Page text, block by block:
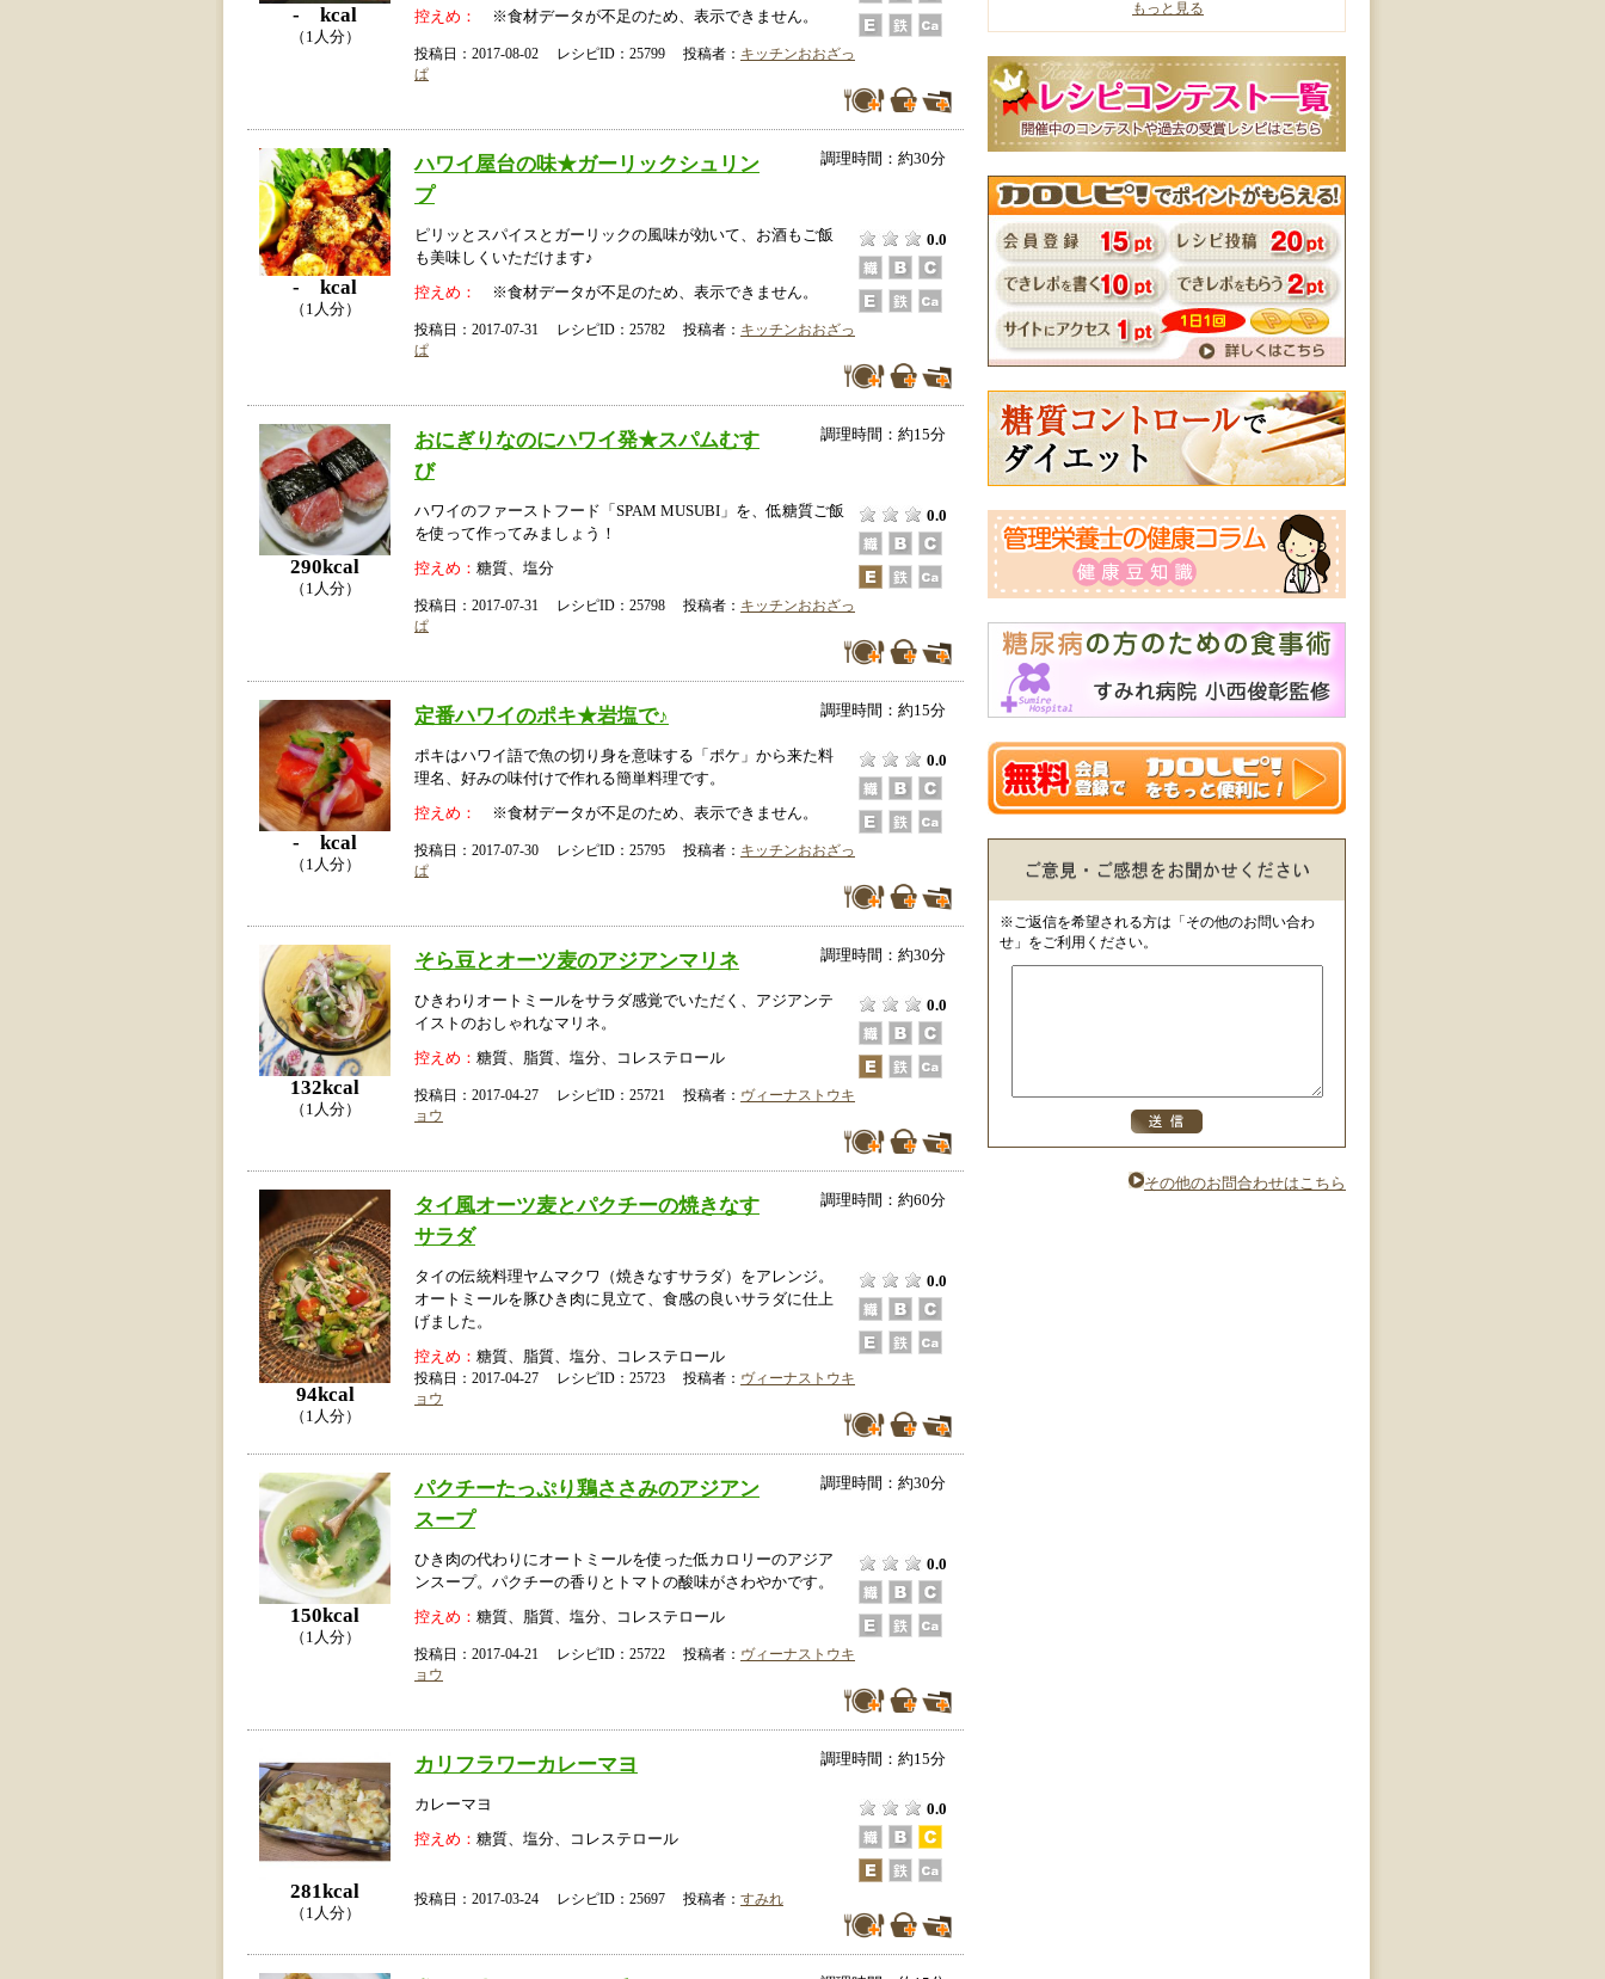
- kcal
（1人分）
控えめ： ※食材データが不足のため、表示できません。
投稿日：2017-08-02 レシピID：25799 投稿者： キッチンおおざっ
ぱ
- kcal
（1人分）
ハワイ屋台の味★ガーリックシュリン
プ
調理時間：約30分
ピリッとスパイスとガーリックの風味が効いて、お酒もご飯
も美味しくいただけます♪
0.0
控えめ： ※食材データが不足のため、表示できません。
投稿日：2017-07-31 レシピID：25782 投稿者： キッチンおおざっ
ぱ
290kcal
（1人分）
おにぎりなのにハワイ発★スパムむす
び
調理時間：約15分
ハワイのファーストフード「SPAM MUSUBI」を、低糖質ご飯
を使って作ってみましょう！
0.0
控えめ： 糖質、塩分
投稿日：2017-07-31 レシピID：25798 投稿者： キッチンおおざっ
ぱ
- kcal
（1人分）
定番ハワイのポキ★岩塩で♪ 調理時間：約15分
ポキはハワイ語で魚の切り身を意味する「ポケ」から来た料
理名、好みの味付けで作れる簡単料理です。
0.0
控えめ： ※食材データが不足のため、表示できません。
投稿日：2017-07-30 レシピID：25795 投稿者： キッチンおおざっ
ぱ
132kcal
（1人分）
そら豆とオーツ麦のアジアンマリネ 調理時間：約30分
ひきわりオートミールをサラダ感覚でいただく、アジアンテ
イストのおしゃれなマリネ。
0.0
控えめ： 糖質、脂質、塩分、コレステロール
投稿日：2017-04-27 レシピID：25721 投稿者： ヴィーナストウキ
ョウ
94kcal
（1人分）
タイ風オーツ麦とパクチーの焼きなす
サラダ
調理時間：約60分
タイの伝統料理ヤムマクワ（焼きなすサラダ）をアレンジ。
オートミールを豚ひき肉に見立て、食感の良いサラダに仕上
げました。
0.0
控えめ： 糖質、脂質、塩分、コレステロール
投稿日：2017-04-27 レシピID：25723 投稿者： ヴィーナストウキ
ョウ
150kcal
（1人分）
パクチーたっぷり鶏ささみのアジアン
スープ
調理時間：約30分
ひき肉の代わりにオートミールを使った低カロリーのアジア
ンスープ。パクチーの香りとトマトの酸味がさわやかです。
0.0
控えめ： 糖質、脂質、塩分、コレステロール
投稿日：2017-04-21 レシピID：25722 投稿者： ヴィーナストウキ
ョウ
281kcal
（1人分）
カリフラワーカレーマヨ 調理時間：約15分
カレーマヨ
0.0
控えめ： 糖質、塩分、コレステロール
投稿日：2017-03-24 レシピID：25697 投稿者： すみれ
もっと見る
※ご返信を希望される方は「その他のお問い合わ
せ」をご利用ください。
その他のお問合わせはこちら